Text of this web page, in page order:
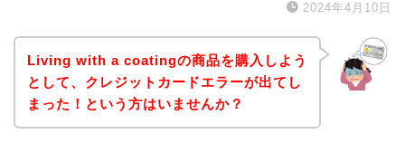
2024年4月10日
Living with a coatingの商品を購入しよう
として、クレジットカードエラーが出てし
まった！という方はいませんか？